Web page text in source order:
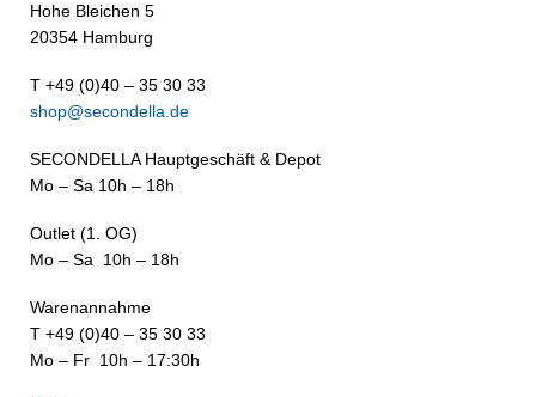
Hohe Bleichen 5
20354 Hamburg
T +49 (0)40 – 35 30 33
shop@secondella.de
SECONDELLA Hauptgeschäft & Depot
Mo – Sa 10h – 18h
Outlet (1. OG)
Mo – Sa 10h – 18h
Warenannahme
T +49 (0)40 – 35 30 33
Mo – Fr 10h – 17:30h